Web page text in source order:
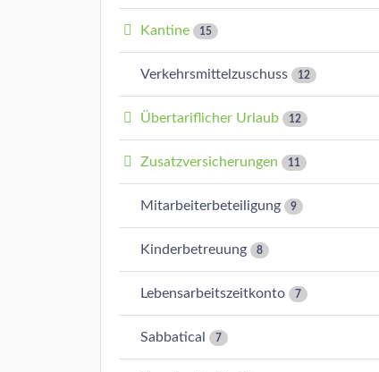
Kantine 15
Verkehrsmittelzuschuss 12
Übertariflicher Urlaub 12
Zusatzversicherungen 11
Mitarbeiterbeteiligung 9
Kinderbetreuung 8
Lebensarbeitszeitkonto 7
Sabbatical 7